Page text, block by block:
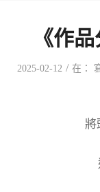
《作
2025-02-12 / 在：
將